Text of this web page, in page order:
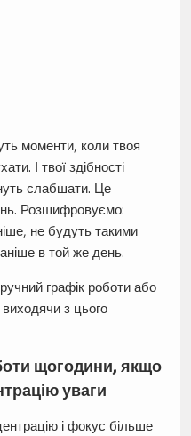
моменти, коли твоя
І твої здібності
слабшати. Це
Розшифровуємо:
не будуть такими
в той же день.
графік роботи або
з цього
щогодини, якщо
уваги
і фокус більше